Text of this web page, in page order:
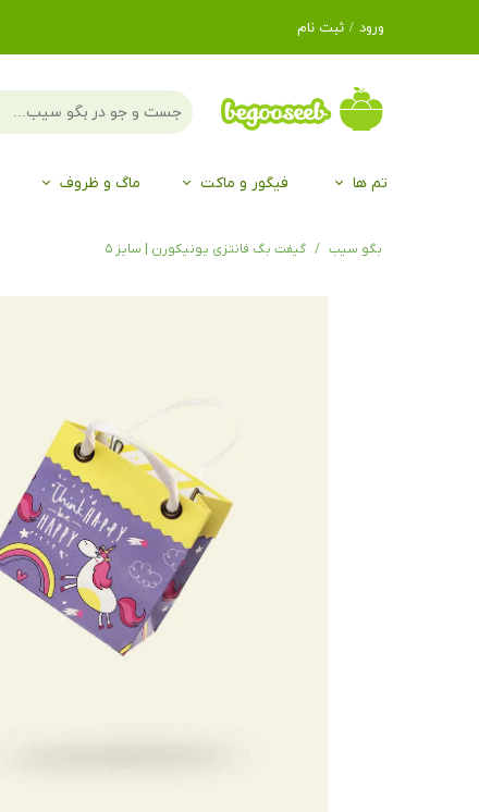
ورود / ثبت نام
حساب کاربری من
تغییر گذر واژه
خروج از حساب
تم ها فیگور و ماکت ماگ و ظروف
بگو سیب گیفت بگ فانتزی یونیکورن | سایز ۵